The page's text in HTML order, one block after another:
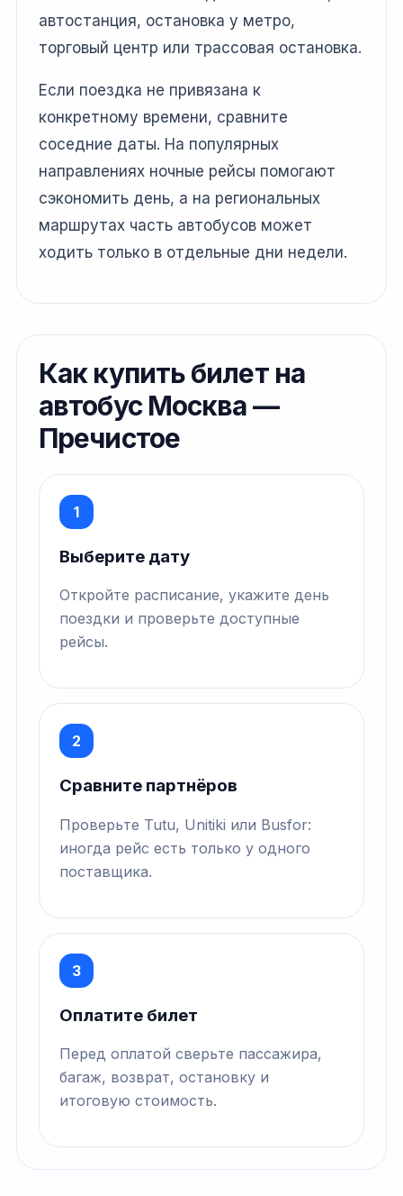
автостанция, остановка у метро,
торговый центр или трассовая остановка.
Если поездка не привязана к
конкретному времени, сравните
соседние даты. На популярных
направлениях ночные рейсы помогают
сэкономить день, а на региональных
маршрутах часть автобусов может
ходить только в отдельные дни недели.
Как купить билет на
автобус Москва —
Пречистое
1
Выберите дату
Откройте расписание, укажите день
поездки и проверьте доступные
рейсы.
2
Сравните партнёров
Проверьте Tutu, Unitiki или Busfor:
иногда рейс есть только у одного
поставщика.
3
Оплатите билет
Перед оплатой сверьте пассажира,
багаж, возврат, остановку и
итоговую стоимость.